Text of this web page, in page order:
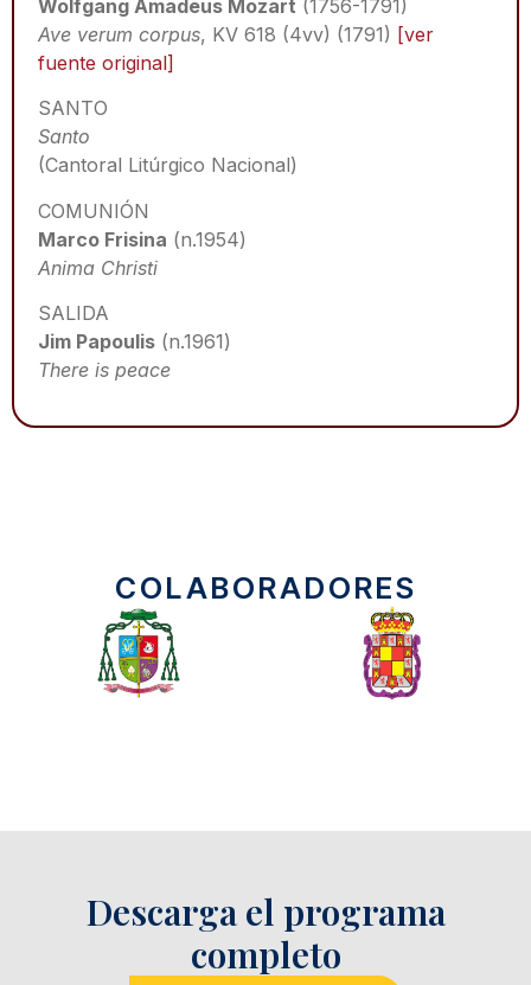
Wolfgang Amadeus Mozart (1756-1791)
Ave verum corpus, KV 618 (4vv) (1791) [ver
fuente original]
SANTO
Santo
(Cantoral Litúrgico Nacional)
COMUNIÓN
Marco Frisina (n.1954)
Anima Christi
SALIDA
Jim Papoulis (n.1961)
There is peace
COLABORADORES
Descarga el programa
completo